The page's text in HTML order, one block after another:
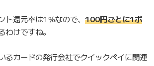
ト還元率は1％なので、 100円ごとに1ポ
わけですね。
るカードの発行会社でクイックペイに関連